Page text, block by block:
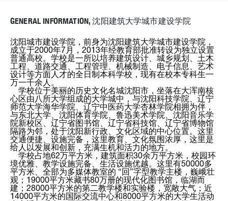
GENERAL INFORMATION, 沈阳建筑大学城市建设学院
沈阳城市建设学院，前身为沈阳建筑大学城市建设学院，
成立于2000年7月，2013年经教育部批准转设为独立设置
普通高校。学校是一所以培养建筑设计、城乡规划、土木
工程、道路交通、工程管理、机械制造、电子信息、艺术
设计等方面人才的全日制本科学校，现有在校本专科生一
万一千余人。
学校位于美丽的历史文化名城沈阳市，坐落在大浑南核
心区由八所大学组成的大学城中，与沈阳科技学院、辽宁
师范大学海华学院、辽宁中医药大学杏林学院相拥为伴，
与东北大学、沈阳体育学院、鲁迅美术学院、沈阳音乐学
院新校区、辽宁省图书馆、辽宁省科技馆、辽宁省博物馆
隔路为邻，处于沈阳新行政、文化区域的中心位置。这里
交通便捷、设施完备，这里教育、文化氛围浓厚，这里是
给人以发展和创新，充满生机和活力的地方。
学校占地62万平方米，建筑面积30余万平方米，校园环
境优雅、教学设施完备、生活设施优越。这里有50000多
平方米、全部为多媒体教室的 “回”字型教学主楼，巍峨壮
观；19000平方米藏书80万册的现代化图书馆，临湖而
建；28000平方米的第二教学楼和实验楼，宽敞大气；近
14000平方米的国际交流中心和8000平方米的大学生活动